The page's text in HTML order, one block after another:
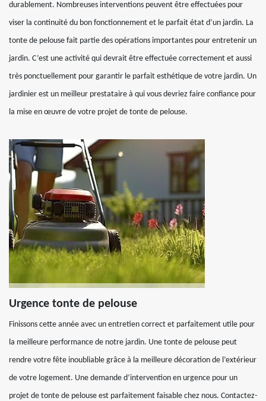
durablement. Nombreuses interventions peuvent être effectuées pour
viser la continuité du bon fonctionnement et le parfait état d’un jardin. La
tonte de pelouse fait partie des opérations importantes pour entretenir un
jardin. C’est une activité qui devrait être effectuée correctement et aussi
très ponctuellement pour garantir le parfait esthétique de votre jardin. Un
jardinier est un meilleur prestataire à qui vous devriez faire confiance pour
la mise en œuvre de votre projet de tonte de pelouse.
Urgence tonte de pelouse
Finissons cette année avec un entretien correct et parfaitement utile pour
la meilleure performance de notre jardin. Une tonte de pelouse peut
rendre votre fête inoubliable grâce à la meilleure décoration de l’extérieur
de votre logement. Une demande d’intervention en urgence pour un
projet de tonte de pelouse est parfaitement faisable chez nous. Contactez-